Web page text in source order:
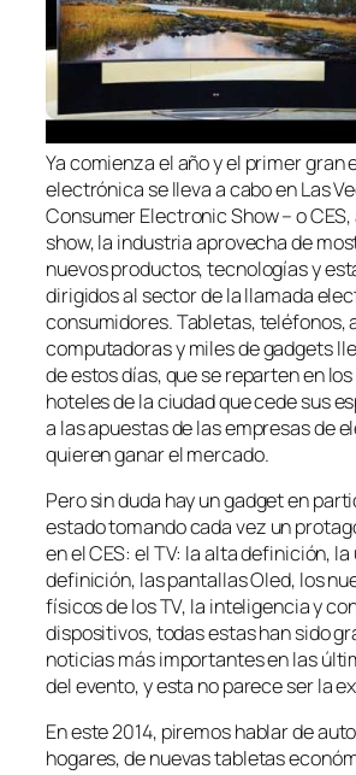
Ya comienza el año y el primer gran
electrónica se lleva a cabo en Las
Consumer Electronic Show – o
show, la industria aprovecha de
nuevos productos, tecnologías y
dirigidos al sector de la llamada
consumidores. Tabletas, teléfonos,
computadoras y miles de gadgets
de estos días, que se reparten en
hoteles de la ciudad que cede sus
a las apuestas de las empresas de
quieren ganar el mercado.
Pero sin duda hay un gadget en
estado tomando cada vez un
en el CES: el TV: la alta definición,
definición, las pantallas Oled, los
físicos de los TV, la inteligencia y
dispositivos, todas estas han sido
noticias más importantes en las
del evento, y esta no parece ser la
En este 2014, piremos hablar de
hogares, de nuevas tabletas